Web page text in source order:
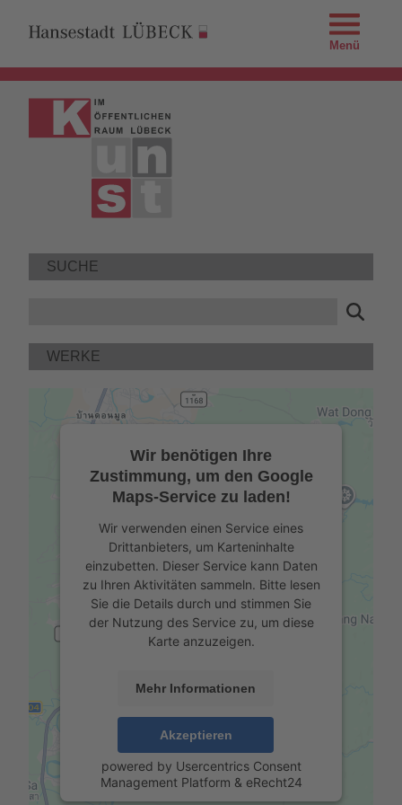
Menü
Wir benötigen Ihre
Zustimmung, um den Google
Maps-Service zu laden!
Wir verwenden einen Service eines
Drittanbieters, um Karteninhalte
einzubetten. Dieser Service kann Daten
zu Ihren Aktivitäten sammeln. Bitte lesen
Sie die Details durch und stimmen Sie
der Nutzung des Service zu, um diese
Karte anzuzeigen.
Mehr Informationen
Akzeptieren
powered by Usercentrics Consent
Management Platform & eRecht24
SUCHE
WERKE